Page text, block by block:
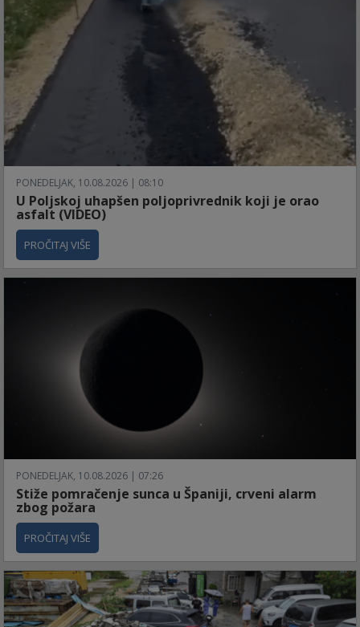
PONEDELJAK, 10.08.2026 | 08:10
U Poljskoj uhapšen poljoprivrednik koji je orao
asfalt (VIDEO)
PROČITAJ VIŠE
PONEDELJAK, 10.08.2026 | 07:26
Stiže pomračenje sunca u Španiji, crveni alarm
zbog požara
PROČITAJ VIŠE